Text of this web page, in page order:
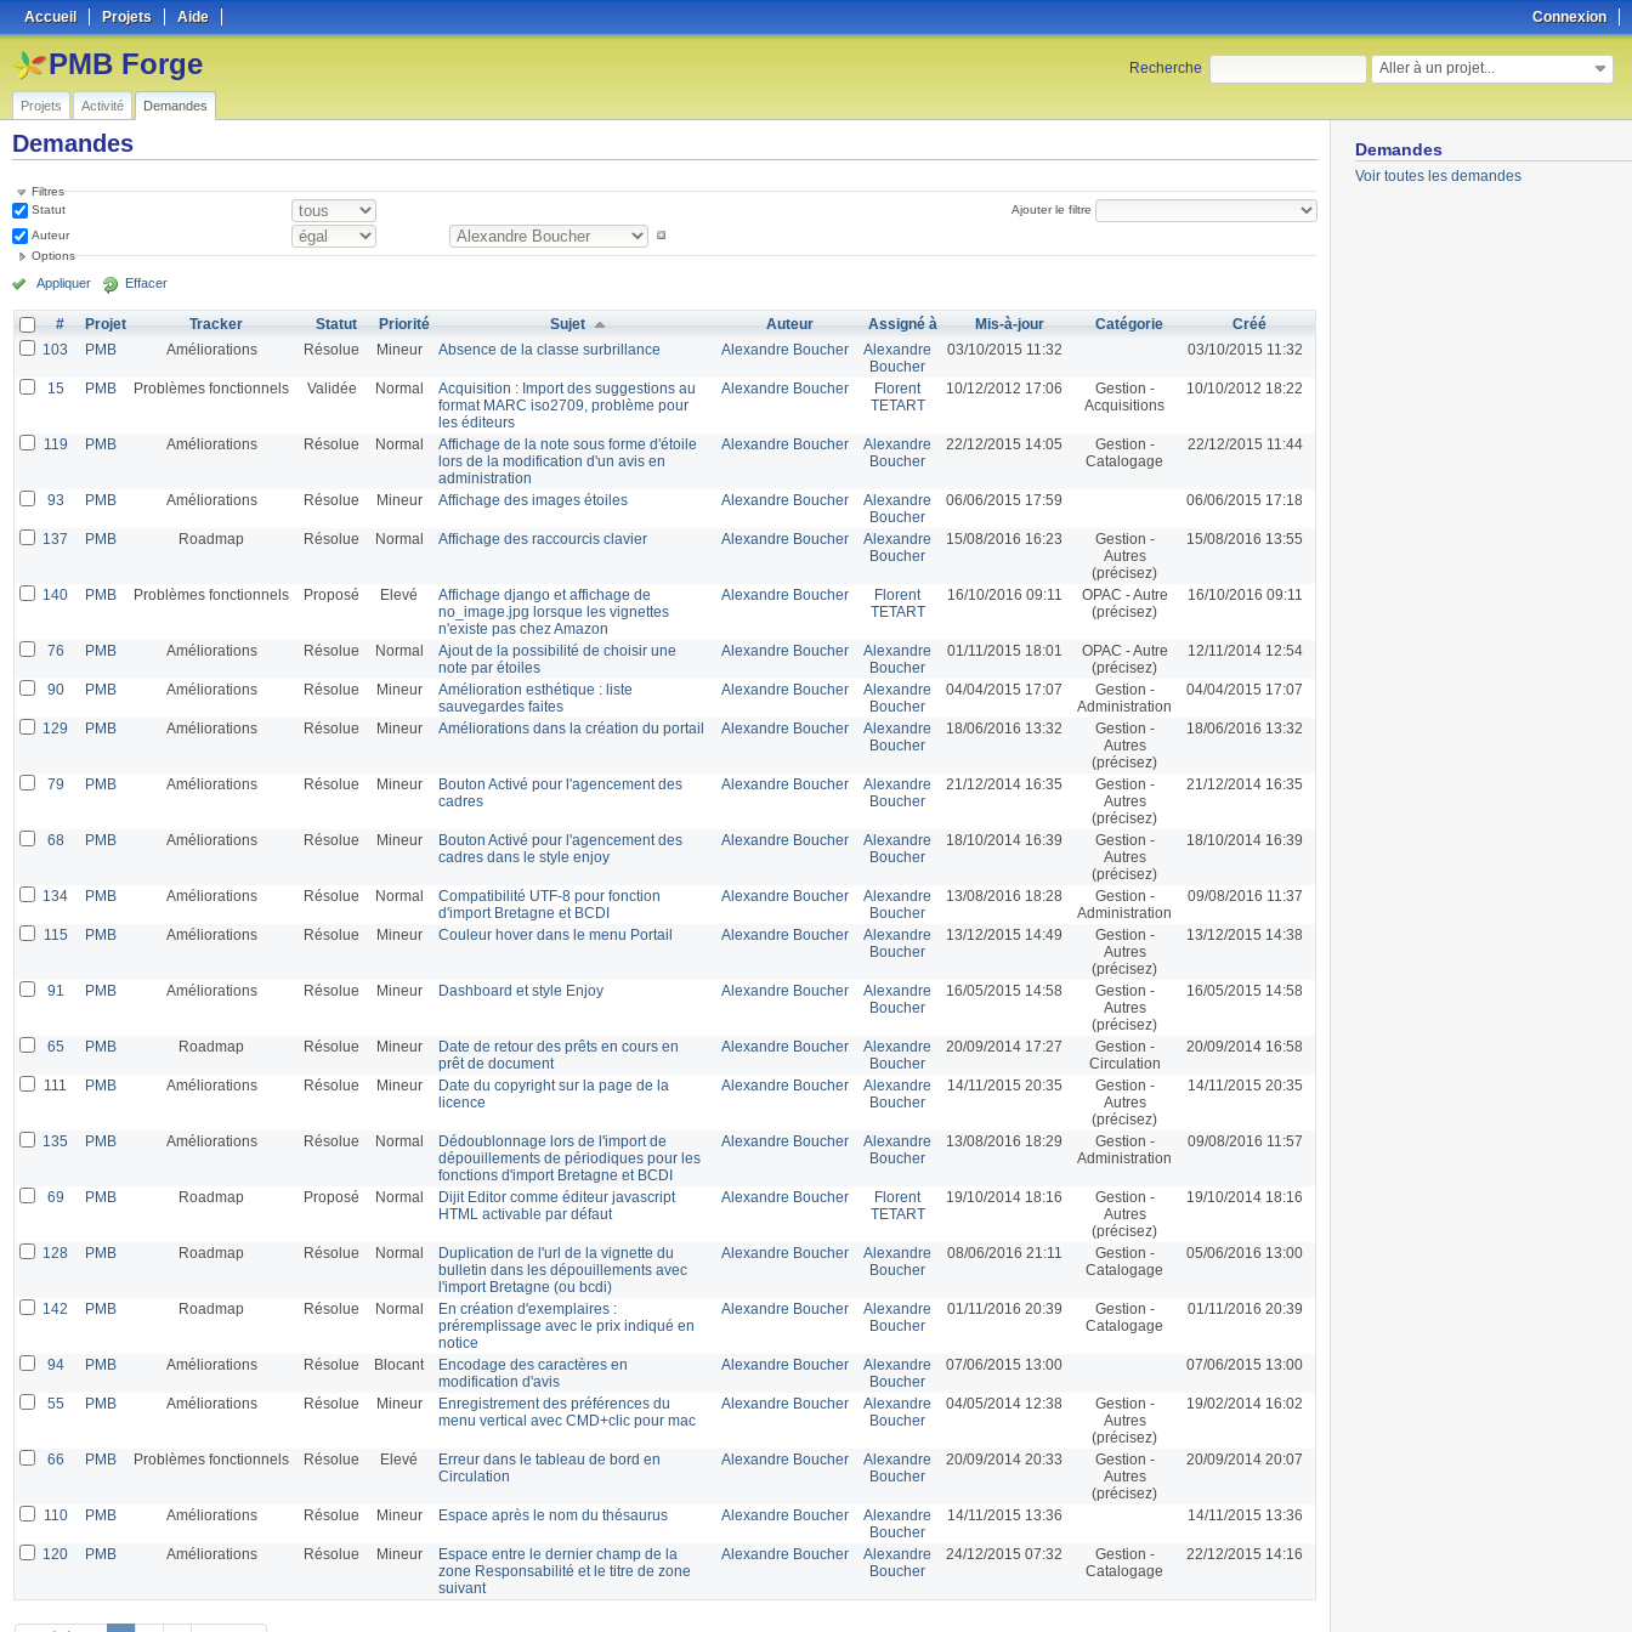
Connexion
Accueil Projets Aide
Recherche: Aller à un projet...
PMB Forge
Projets Activité Demandes
Demandes
Voir toutes les demandes
Demandes
Filtres
Statut
Auteur
Ajouter le filtre
Options
Appliquer Effacer
# Projet Tracker Statut Priorité Sujet Auteur Assigné à Mis-à-jour Catégorie
Créé
103
PMB Améliorations Résolue Mineur Absence de la classe surbrillance Alexandre Boucher
Alexandre
Boucher
03/10/2015 11:32 03/10/2015 11:32
15 PMB Problèmes fonctionnels Validée Normal
Acquisition : Import des suggestions au
format MARC iso2709, problème pour
les éditeurs
Alexandre Boucher
Florent
TETART
10/12/2012 17:06
Gestion -
Acquisitions
10/10/2012 18:22
119 PMB Améliorations Résolue Normal
Affichage de la note sous forme d'étoile
lors de la modification d'un avis en
administration
Alexandre Boucher
Alexandre
Boucher
22/12/2015 14:05
Gestion -
Catalogage
22/12/2015 11:44
93 PMB Améliorations Résolue Mineur Affichage des images étoiles Alexandre Boucher
Alexandre
Boucher
06/06/2015 17:59 06/06/2015 17:18
137 PMB Roadmap Résolue Normal Affichage des raccourcis clavier Alexandre Boucher
Alexandre
Boucher
15/08/2016 16:23
Gestion -
Autres
(précisez)
15/08/2016 13:55
140 PMB Problèmes fonctionnels Proposé Elevé
Affichage django et affichage de
no_image.jpg lorsque les vignettes
n'existe pas chez Amazon
Alexandre Boucher
Florent
TETART
16/10/2016 09:11
OPAC - Autre
(précisez)
16/10/2016 09:11
76 PMB Améliorations Résolue Normal
Ajout de la possibilité de choisir une
note par étoiles
Alexandre Boucher
Alexandre
Boucher
01/11/2015 18:01
OPAC - Autre
(précisez)
12/11/2014 12:54
90 PMB Améliorations Résolue Mineur
Amélioration esthétique : liste
sauvegardes faites
Alexandre Boucher
Alexandre
Boucher
04/04/2015 17:07
Gestion -
Administration
04/04/2015 17:07
129 PMB Améliorations Résolue Mineur Améliorations dans la création du portail Alexandre Boucher
Alexandre
Boucher
18/06/2016 13:32
Gestion -
Autres
(précisez)
18/06/2016 13:32
79 PMB Améliorations Résolue Mineur
Bouton Activé pour l'agencement des
cadres
Alexandre Boucher
Alexandre
Boucher
21/12/2014 16:35
Gestion -
Autres
(précisez)
21/12/2014 16:35
68 PMB Améliorations Résolue Mineur
Bouton Activé pour l'agencement des
cadres dans le style enjoy
Alexandre Boucher
Alexandre
Boucher
18/10/2014 16:39
Gestion -
Autres
(précisez)
18/10/2014 16:39
134 PMB Améliorations Résolue Normal
Compatibilité UTF-8 pour fonction
d'import Bretagne et BCDI
Alexandre Boucher
Alexandre
Boucher
13/08/2016 18:28
Gestion -
Administration
09/08/2016 11:37
115 PMB Améliorations Résolue Mineur Couleur hover dans le menu Portail Alexandre Boucher
Alexandre
Boucher
13/12/2015 14:49
Gestion -
Autres
(précisez)
13/12/2015 14:38
91 PMB Améliorations Résolue Mineur Dashboard et style Enjoy Alexandre Boucher
Alexandre
Boucher
16/05/2015 14:58
Gestion -
Autres
(précisez)
16/05/2015 14:58
65 PMB Roadmap Résolue Mineur
Date de retour des prêts en cours en
prêt de document
Alexandre Boucher
Alexandre
Boucher
20/09/2014 17:27
Gestion -
Circulation
20/09/2014 16:58
111 PMB Améliorations Résolue Mineur
Date du copyright sur la page de la
licence
Alexandre Boucher
Alexandre
Boucher
14/11/2015 20:35
Gestion -
Autres
(précisez)
14/11/2015 20:35
135 PMB Améliorations Résolue Normal
Dédoublonnage lors de l'import de
dépouillements de périodiques pour les
fonctions d'import Bretagne et BCDI
Alexandre Boucher
Alexandre
Boucher
13/08/2016 18:29
Gestion -
Administration
09/08/2016 11:57
69 PMB Roadmap Proposé Normal
Dijit Editor comme éditeur javascript
HTML activable par défaut
Alexandre Boucher
Florent
TETART
19/10/2014 18:16
Gestion -
Autres
(précisez)
19/10/2014 18:16
128 PMB Roadmap Résolue Normal
Duplication de l'url de la vignette du
bulletin dans les dépouillements avec
l'import Bretagne (ou bcdi)
Alexandre Boucher
Alexandre
Boucher
08/06/2016 21:11
Gestion -
Catalogage
05/06/2016 13:00
142 PMB Roadmap Résolue Normal
En création d'exemplaires :
préremplissage avec le prix indiqué en
notice
Alexandre Boucher
Alexandre
Boucher
01/11/2016 20:39
Gestion -
Catalogage
01/11/2016 20:39
94 PMB Améliorations Résolue Blocant
Encodage des caractères en
modification d'avis
Alexandre Boucher
Alexandre
Boucher
07/06/2015 13:00 07/06/2015 13:00
55 PMB Améliorations Résolue Mineur
Enregistrement des préférences du
menu vertical avec CMD+clic pour mac
Alexandre Boucher
Alexandre
Boucher
04/05/2014 12:38
Gestion -
Autres
(précisez)
19/02/2014 16:02
66 PMB Problèmes fonctionnels Résolue Elevé
Erreur dans le tableau de bord en
Circulation
Alexandre Boucher
Alexandre
Boucher
20/09/2014 20:33
Gestion -
Autres
(précisez)
20/09/2014 20:07
110 PMB Améliorations Résolue Mineur Espace après le nom du thésaurus Alexandre Boucher
Alexandre
Boucher
14/11/2015 13:36 14/11/2015 13:36
120 PMB Améliorations Résolue Mineur
Espace entre le dernier champ de la
zone Responsabilité et le titre de zone
suivant
Alexandre Boucher
Alexandre
Boucher
24/12/2015 07:32
Gestion -
Catalogage
22/12/2015 14:16